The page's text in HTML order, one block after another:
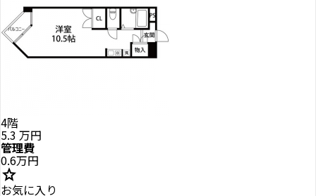
4階
5.3 万円
管理費
0.6万円
star
お気に入り